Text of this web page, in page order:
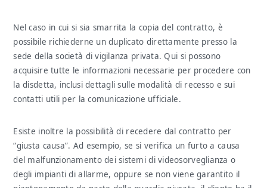
Nel caso in cui si sia smarrita la copia del contratto, è
possibile richiederne un duplicato direttamente presso la
sede della società di vigilanza privata. Qui si possono
acquisire tutte le informazioni necessarie per procedere con
la disdetta, inclusi dettagli sulle modalità di recesso e sui
contatti utili per la comunicazione ufficiale.
Esiste inoltre la possibilità di recedere dal contratto per
“giusta causa”. Ad esempio, se si verifica un furto a causa
del malfunzionamento dei sistemi di videosorveglianza o
degli impianti di allarme, oppure se non viene garantito il